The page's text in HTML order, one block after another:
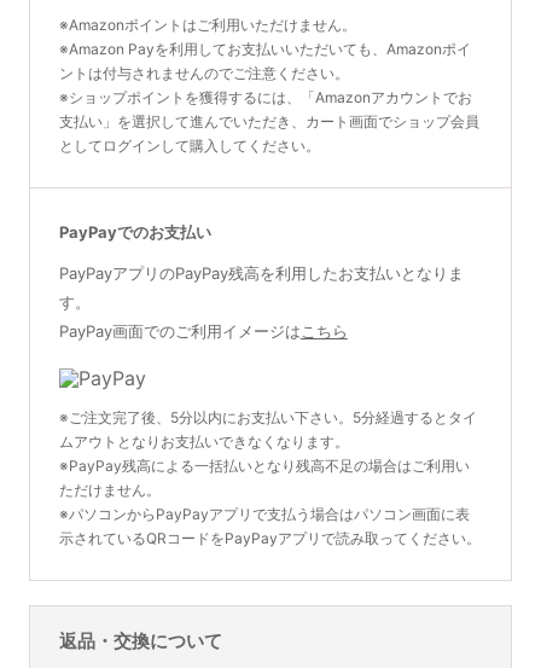
※Amazonポイントはご利用いただけません。
※Amazon Payを利用してお支払いいただいても、Amazonポイ
ントは付与されませんのでご注意ください。
※ショップポイントを獲得するには、「Amazonアカウントでお
支払い」を選択して進んでいただき、カート画面でショップ会員
としてログインして購入してください。
PayPayでのお支払い
PayPayアプリのPayPay残高を利用したお支払いとなりま
す。
PayPay画面でのご利用イメージは こちら
※ご注文完了後、5分以内にお支払い下さい。5分経過するとタイ
ムアウトとなりお支払いできなくなります。
※PayPay残高による一括払いとなり残高不足の場合はご利用い
ただけません。
※パソコンからPayPayアプリで支払う場合はパソコン画面に表
示されているQRコードをPayPayアプリで読み取ってください。
返品・交換について